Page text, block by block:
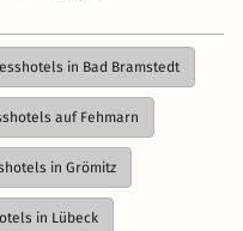
in Bad Bramstedt
auf Fehmarn
in Grömitz
in Lübeck